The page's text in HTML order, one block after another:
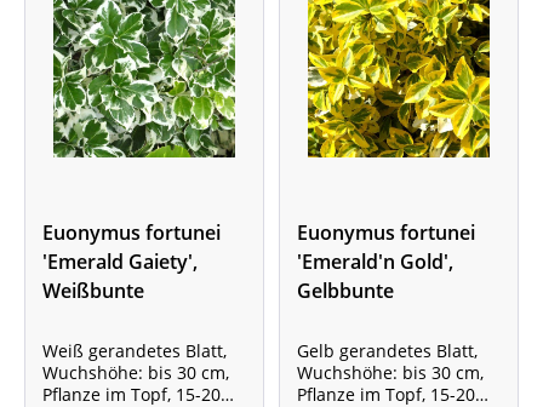
Euonymus fortunei
'Emerald Gaiety',
Weißbunte
Weiß gerandetes Blatt,
Wuchshöhe: bis 30 cm,
Pflanze im Topf, 15-20
Euonymus fortunei
'Emerald'n Gold',
Gelbbunte
Gelb gerandetes Blatt,
Wuchshöhe: bis 30 cm,
Pflanze im Topf, 15-20